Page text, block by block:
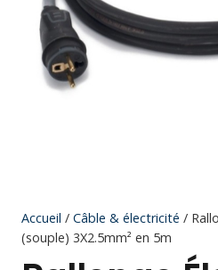
Accueil / Câble & électricité /
(souple) 3X2.5mm² en 5m